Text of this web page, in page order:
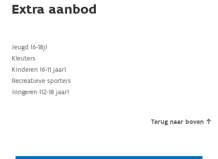
Extra aanbod
Jeugd (6-18j)
Kleuters
Kinderen (6-11 jaar)
Recreatieve sporters
Jongeren (12-18 jaar)
Terug naar boven